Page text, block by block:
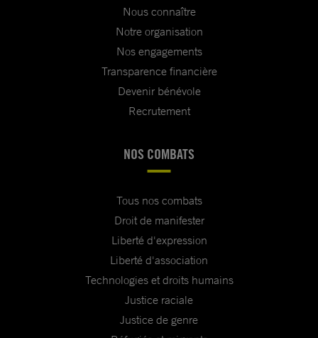
Nous connaître
Notre organisation
Nos engagements
Transparence financière
Devenir bénévole
Recrutement
NOS COMBATS
Tous nos combats
Droit de manifester
Liberté d'expression
Liberté d'association
Technologies et droits humains
Justice raciale
Justice de genre